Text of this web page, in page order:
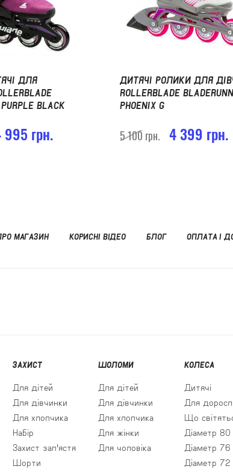
ДЛЯ
BLACK
995 грн.
ДИТЯЧІ РОЛИКИ ДЛЯ
ROLLERBLADE
PHOENIX G
5 100 грн. 4 399 грн.
МАГАЗИН КОРИСНІ ВІДЕО БЛОГ ОПЛАТА І
ЗАХИСТ
Для дітей
Для дівчинки
Для хлопчика
Набір
Захист зап'ястя
Шорти
ШОЛОМИ
Для дітей
Для дівчинки
Для хлопчика
Для жінки
Для чоловіка
КОЛЕСА
Дитячі
Для
Що
Діаметр 80
Діаметр 76
Діаметр 72